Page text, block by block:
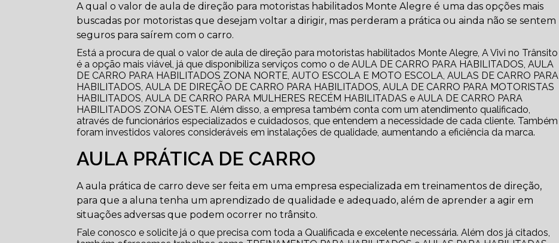
A qual o valor de aula de direção para motoristas habilitados Monte Alegre é uma das opções mais
buscadas por motoristas que desejam voltar a dirigir, mas perderam a prática ou ainda não se sentem
seguros para saírem com o carro.
Está a procura de qual o valor de aula de direção para motoristas habilitados Monte Alegre, A Vivi no Trânsito
é a opção mais viável, já que disponibiliza serviços como o de AULA DE CARRO PARA HABILITADOS, AULA
DE CARRO PARA HABILITADOS ZONA NORTE, AUTO ESCOLA E MOTO ESCOLA, AULAS DE CARRO PARA
HABILITADOS, AULA DE DIREÇÃO DE CARRO PARA HABILITADOS, AULA DE CARRO PARA MOTORISTAS
HABILITADOS, AULA DE CARRO PARA MULHERES RECÉM HABILITADAS e AULA DE CARRO PARA
HABILITADOS ZONA OESTE. Além disso, a empresa também conta com um atendimento qualificado,
através de funcionários especializados e cuidadosos, que entendem a necessidade de cada cliente. Também
foram investidos valores consideráveis em instalações de qualidade, aumentando a eficiência da marca.
AULA PRÁTICA DE CARRO
A aula prática de carro deve ser feita em uma empresa especializada em treinamentos de direção,
para que a aluna tenha um aprendizado de qualidade e adequado, além de aprender a agir em
situações adversas que podem ocorrer no trânsito.
Fale conosco e solicite já o que precisa com toda a Qualificada e excelente necessária. Além dos já citados,